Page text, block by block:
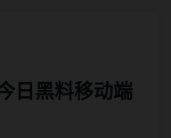
日黑料移动端